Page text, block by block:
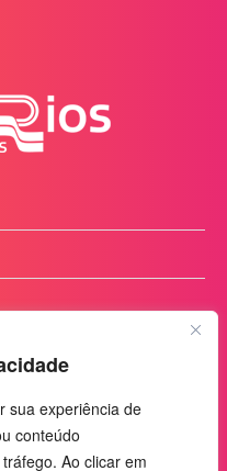
sua experiência de
conteúdo
Ao clicar em